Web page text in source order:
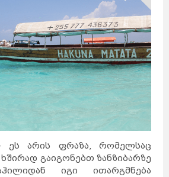
- ეს არის ფრაზა, რომელსაც
გაიგონებთ ზანზიბარზე
იგი ითარგმნება